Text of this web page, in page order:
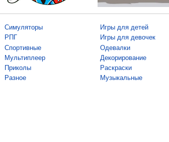
Симуляторы
РПГ
Спортивные
Мультиплеер
Приколы
Разное
Игры для детей
Игры для девочек
Одевалки
Декорирование
Раскраски
Музыкальные